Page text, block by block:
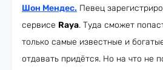
Шон Мендес. Певец
сервисе Raya. Туда сможет
только самые известные и
отдавать придётся. Но на что не